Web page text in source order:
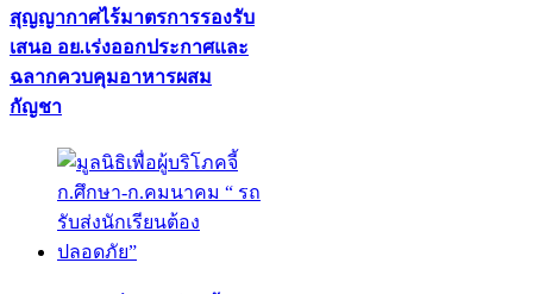
สุญญากาศไร้มาตรการรองรับ
เสนอ อย.เร่งออกประกาศและ
ฉลากควบคุมอาหารผสม
กัญชา